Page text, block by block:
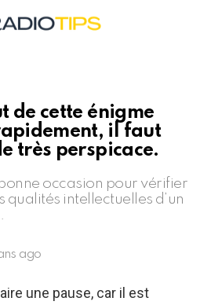
de cette énigme
il faut
très perspicace.
occasion pour vérifier
qualités intellectuelles d’un
ago
une pause, car il est